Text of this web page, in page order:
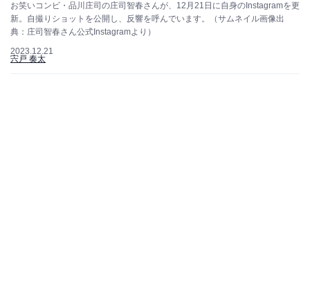
お笑いコンビ・品川庄司の庄司智春さんが、12月21日に自身のInstagramを更
新。自撮りショットを公開し、反響を呼んでいます。（サムネイル画像出
典：庄司智春さん公式Instagramより）
2023.12.21
宍戸 奏太